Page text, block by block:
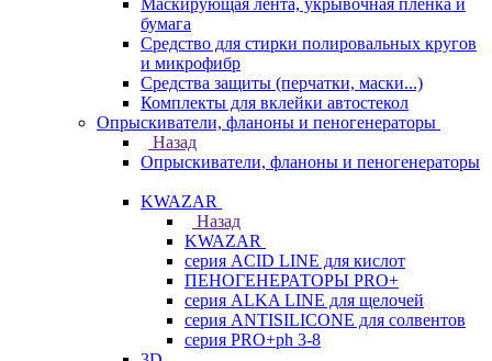
Маскирующая лента, укрывочная пленка и
бумага
Средство для стирки полировальных кругов
и микрофибр
Средства защиты (перчатки, маски...)
Комплекты для вклейки автостекол
Опрыскиватели, фланоны и пеногенераторы
Назад
Опрыскиватели, фланоны и пеногенераторы
KWAZAR
Назад
KWAZAR
серия ACID LINE для кислот
ПЕНОГЕНЕРАТОРЫ PRO+
серия ALKA LINE для щелочей
серия ANTISILICONE для солвентов
серия PRO+ph 3-8